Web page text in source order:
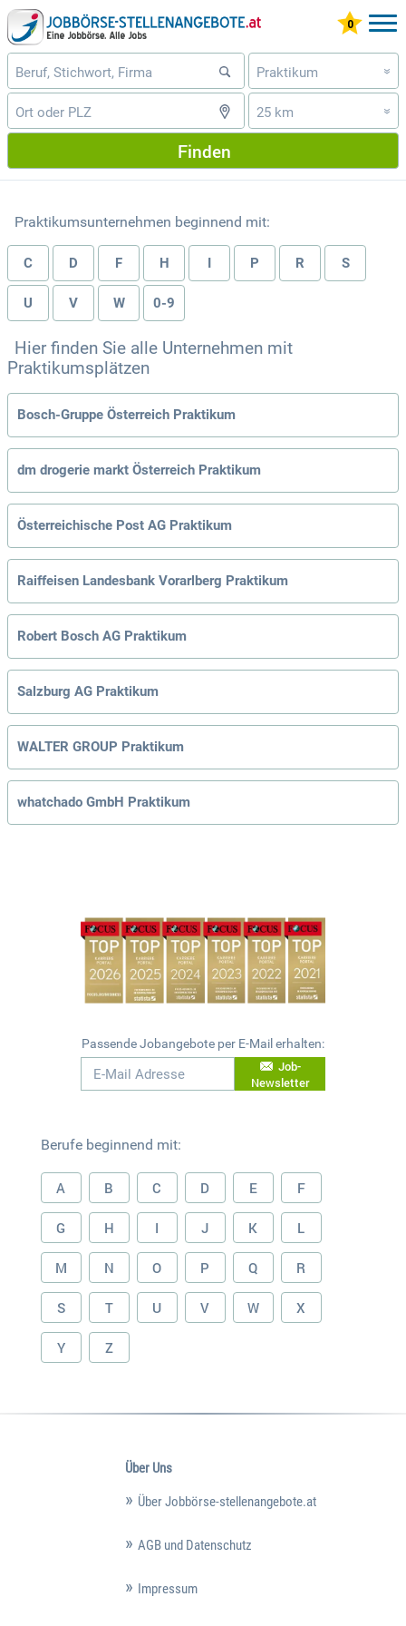
Praktikum »
25 km »
Finden
Praktikumsunternehmen beginnend mit:
C D F H I P R S
U V W 0-9
Hier finden Sie alle Unternehmen mit
Praktikumsplätzen
Bosch-Gruppe Österreich Praktikum
dm drogerie markt Österreich Praktikum
Österreichische Post AG Praktikum
Raiffeisen Landesbank Vorarlberg Praktikum
Robert Bosch AG Praktikum
Salzburg AG Praktikum
WALTER GROUP Praktikum
whatchado GmbH Praktikum
Passende Jobangebote per E-Mail erhalten:
Job-
Newsletter
Berufe beginnend mit:
A B C D E F
G H I J K L
M N O P Q R
S T U V W X
Y Z
Über Uns
Über Jobbörse-stellenangebote.at
AGB und Datenschutz
Impressum